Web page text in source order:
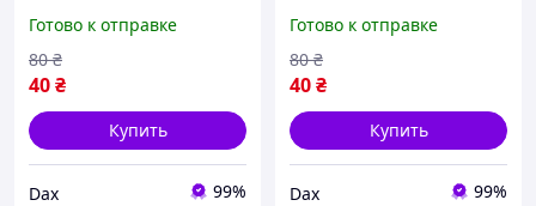
стильный праздничный
декор на день рождения
dax
Готово к отправке
40₴
80 ₴
Купить
Dax 99%
медвежонок, стильный
праздничный декор на
день рождения dax
Готово к отправке
40₴
80 ₴
Купить
Dax 99%